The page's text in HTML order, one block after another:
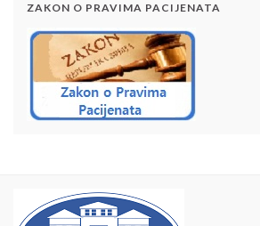
ZAKON O PRAVIMA PACIJENATA